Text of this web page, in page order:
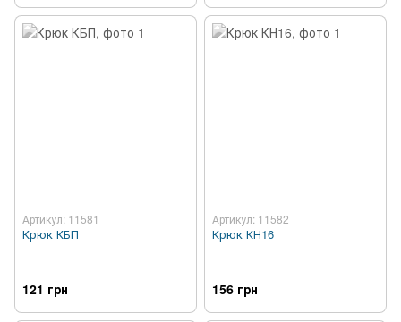
Артикул: 11581
Крюк КБП
121 грн
Артикул: 11582
Крюк КН16
156 грн